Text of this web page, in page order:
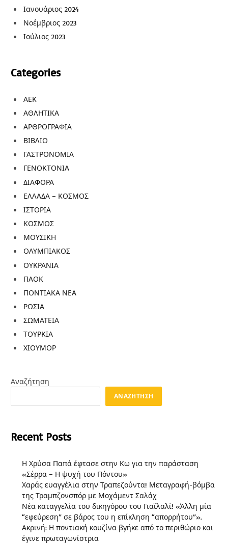
Ιανουάριος 2024
Νοέμβριος 2023
Ιούλιος 2023
Categories
ΑΕΚ
ΑΘΛΗΤΙΚΑ
ΑΡΘΡΟΓΡΑΦΙΑ
ΒΙΒΛΙΟ
ΓΑΣΤΡΟΝΟΜΙΑ
ΓΕΝΟΚΤΟΝΙΑ
ΔΙΑΦΟΡΑ
ΕΛΛΑΔΑ – ΚΟΣΜΟΣ
ΙΣΤΟΡΙΑ
ΚΟΣΜΟΣ
ΜΟΥΣΙΚΗ
ΟΛΥΜΠΙΑΚΟΣ
ΟΥΚΡΑΝΙΑ
ΠΑΟΚ
ΠΟΝΤΙΑΚΑ ΝΕΑ
ΡΩΣΙΑ
ΣΩΜΑΤΕΙΑ
ΤΟΥΡΚΙΑ
ΧΙΟΥΜΟΡ
Αναζήτηση
ΑΝΑΖΉΤΗΣΗ
Recent Posts
Η Χρύσα Παπά έφτασε στην Κω για την παράσταση
«Σέρρα – Η ψυχή του Πόντου»
Χαράς ευαγγέλια στην Τραπεζούντα! Μεταγραφή-βόμβα
της Τραμπζονσπόρ με Μοχάμεντ Σαλάχ
Νέα καταγγελία του δικηγόρου του Γιαϊλαλί! «Άλλη μία
“εφεύρεση” σε βάρος του η επίκληση “απορρήτου”».
Ακρινή: Η ποντιακή κουζίνα βγήκε από το περιθώριο και
έγινε πρωταγωνίστρια